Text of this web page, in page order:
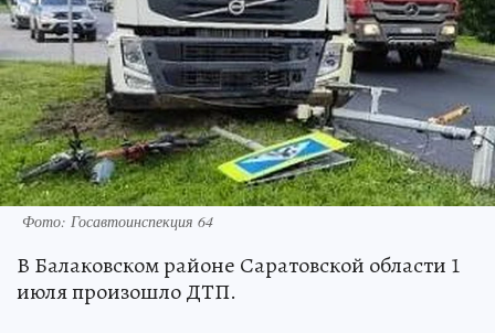
Фото: Госавтоинспекция 64
В Балаковском районе Саратовской области 1
июля произошло ДТП.